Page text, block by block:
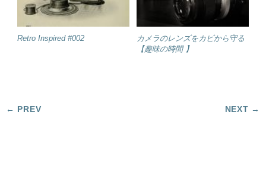
Retro Inspired #002
カメラのレンズをカビから守る
【趣味の時間 】